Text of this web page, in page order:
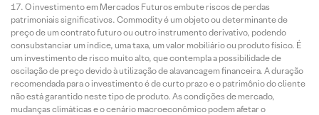
O investimento em Mercados Futuros embute riscos de perdas
patrimoniais significativos. Commodity é um objeto ou determinante de
preço de um contrato futuro ou outro instrumento derivativo, podendo
consubstanciar um índice, uma taxa, um valor mobiliário ou produto físico. É
um investimento de risco muito alto, que contempla a possibilidade de
oscilação de preço devido à utilização de alavancagem financeira. A duração
recomendada para o investimento é de curto prazo e o patrimônio do cliente
não está garantido neste tipo de produto. As condições de mercado,
mudanças climáticas e o cenário macroeconômico podem afetar o